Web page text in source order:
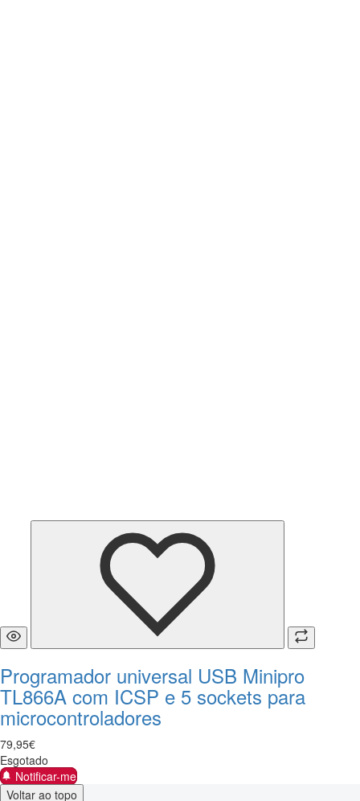
Programador universal USB Minipro
TL866A com ICSP e 5 sockets para
microcontroladores
79,95€
Esgotado
Notificar-me
Voltar ao topo